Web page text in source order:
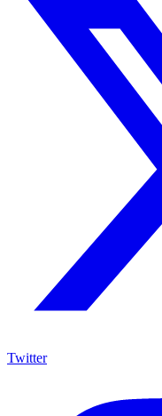
Twitter